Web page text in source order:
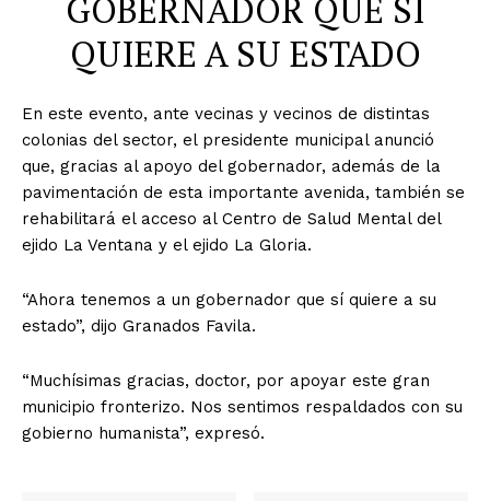
GOBERNADOR QUE SÍ
QUIERE A SU ESTADO
En este evento, ante vecinas y vecinos de distintas
colonias del sector, el presidente municipal anunció
que, gracias al apoyo del gobernador, además de la
pavimentación de esta importante avenida, también se
rehabilitará el acceso al Centro de Salud Mental del
ejido La Ventana y el ejido La Gloria.
“Ahora tenemos a un gobernador que sí quiere a su
estado”, dijo Granados Favila.
“Muchísimas gracias, doctor, por apoyar este gran
municipio fronterizo. Nos sentimos respaldados con su
gobierno humanista”, expresó.